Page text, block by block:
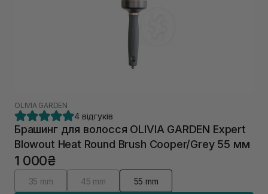
OLIVIA GARDEN
4 відгуків
Брашинг для волосся OLIVIA GARDEN Expert
Blowout Heat Round Brush Cooper/Grey 55 мм
1 000₴
35 mm 45 mm 55 mm